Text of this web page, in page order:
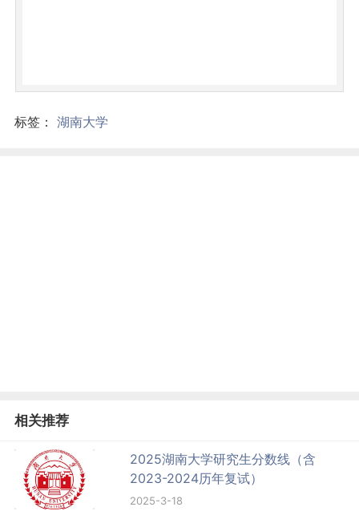
标签： 湖南大学
相关推荐
2025湖南大学研究生分数线（含
2023-2024历年复试）
2025-3-18